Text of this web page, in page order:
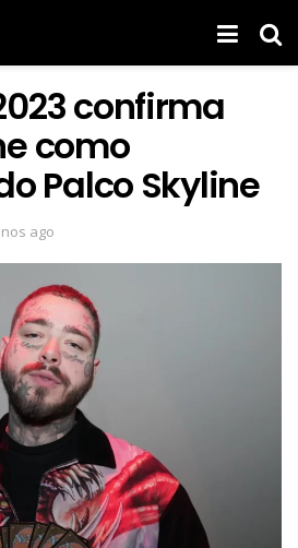
confirma
como
Palco Skyline
ago